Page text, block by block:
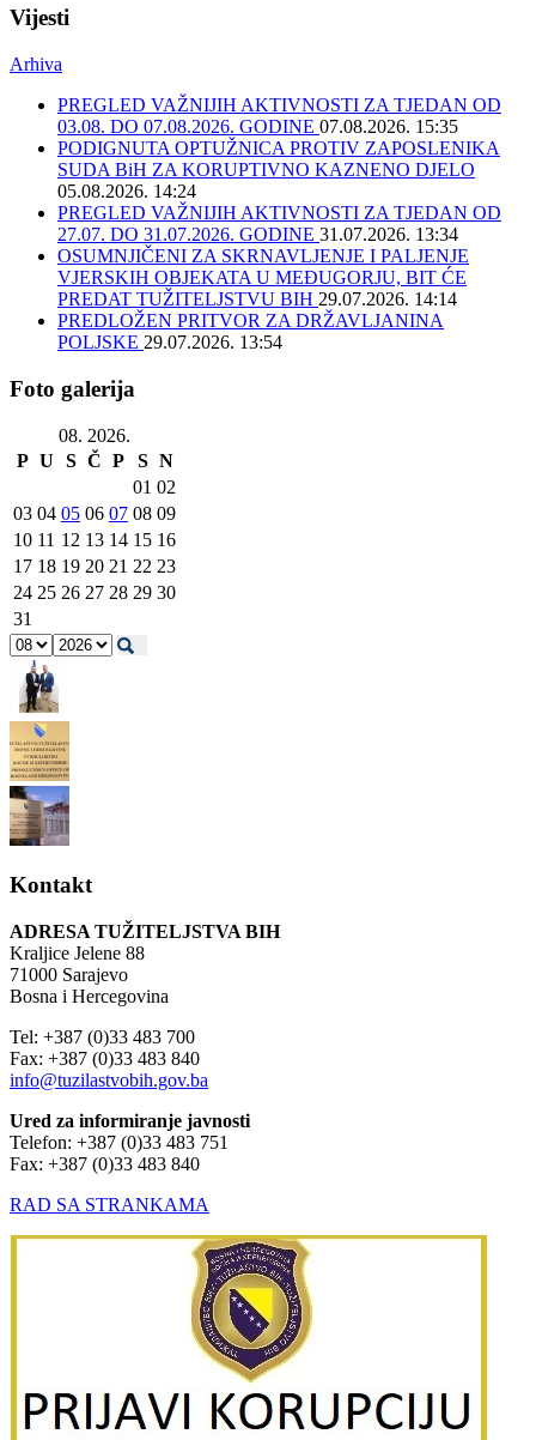
Vijesti
Arhiva
PREGLED VAŽNIJIH AKTIVNOSTI ZA TJEDAN OD
03.08. DO 07.08.2026. GODINE 07.08.2026. 15:35
PODIGNUTA OPTUŽNICA PROTIV ZAPOSLENIKA
SUDA BiH ZA KORUPTIVNO KAZNENO DJELO
05.08.2026. 14:24
PREGLED VAŽNIJIH AKTIVNOSTI ZA TJEDAN OD
27.07. DO 31.07.2026. GODINE 31.07.2026. 13:34
OSUMNJIČENI ZA SKRNAVLJENJE I PALJENJE
VJERSKIH OBJEKATA U MEĐUGORJU, BIT ĆE
PREDAT TUŽITELJSTVU BIH 29.07.2026. 14:14
PREDLOŽEN PRITVOR ZA DRŽAVLJANINA
POLJSKE 29.07.2026. 13:54
Foto galerija
08. 2026.
P U S Č P S N
01 02
03 04 05 06 07 08 09
10 11 12 13 14 15 16
17 18 19 20 21 22 23
24 25 26 27 28 29 30
31
Kontakt
ADRESA TUŽITELJSTVA BIH
Kraljice Jelene 88
71000 Sarajevo
Bosna i Hercegovina
Tel: +387 (0)33 483 700
Fax: +387 (0)33 483 840
info@tuzilastvobih.gov.ba
Ured za informiranje javnosti
Telefon: +387 (0)33 483 751
Fax: +387 (0)33 483 840
RAD SA STRANKAMA